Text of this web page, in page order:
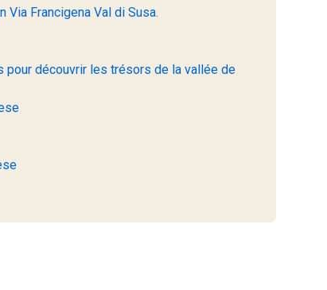
Francigena Val di Susa.
pour découvrir les trésors de la vallée de